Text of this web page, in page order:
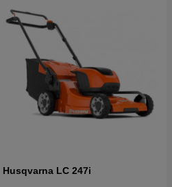
Husqvarna LC 247i